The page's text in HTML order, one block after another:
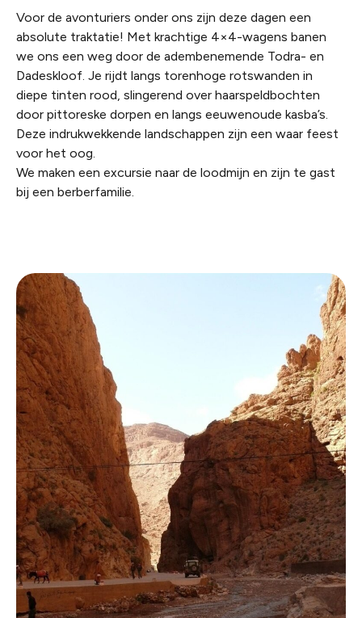
Voor de avonturiers onder ons zijn deze dagen een
absolute traktatie! Met krachtige 4×4-wagens banen
we ons een weg door de adembenemende Todra- en
Dadeskloof. Je rijdt langs torenhoge rotswanden in
diepe tinten rood, slingerend over haarspeldbochten
door pittoreske dorpen en langs eeuwenoude kasba’s.
Deze indrukwekkende landschappen zijn een waar feest
voor het oog.
We maken een excursie naar de loodmijn en zijn te gast
bij een berberfamilie.